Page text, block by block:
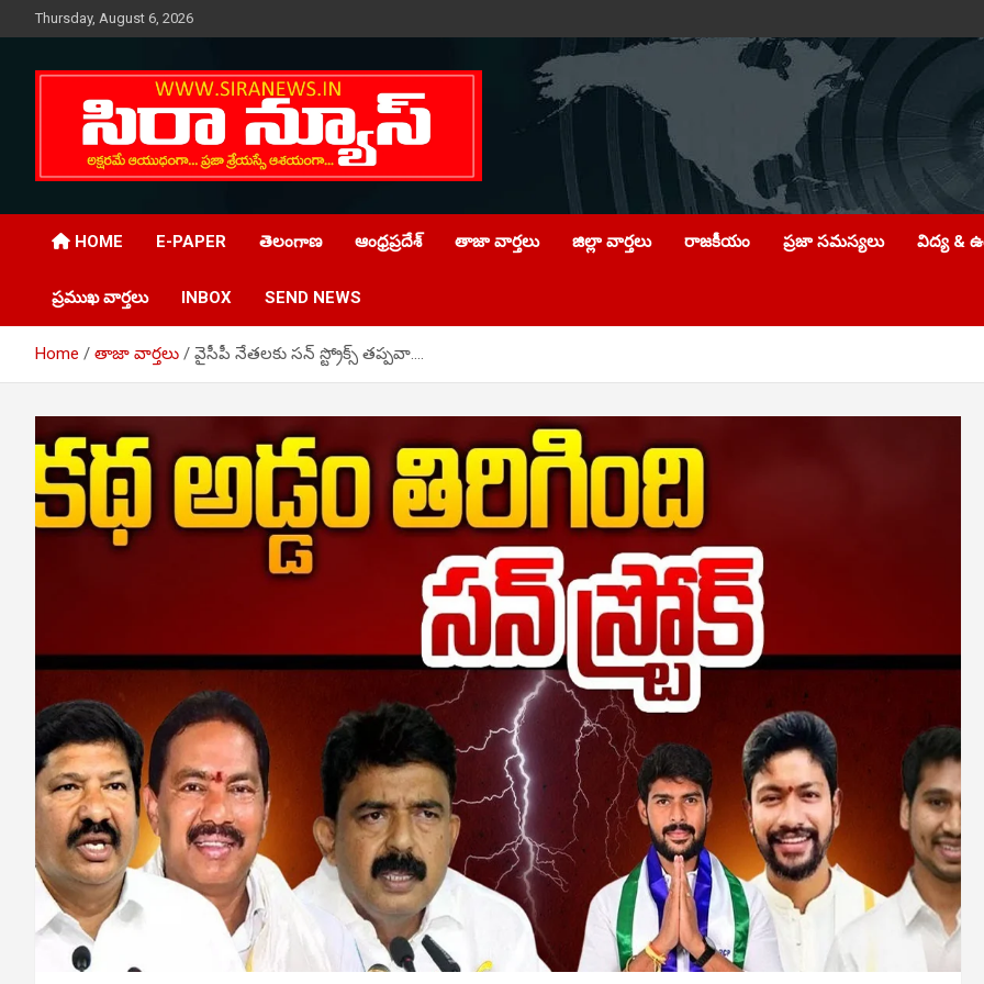
to
Thursday, August 6, 2026
SIRA NEWS
HOME E-PAPER తెలంగాణ ఆంధ్రప్రదేశ్ తాజా వార్తలు జిల్లా వార్తలు రాజకీయం ప్రజా సమస్యలు విద్య &
ప్రముఖ వార్తలు INBOX SEND NEWS
Home తాజా వార్తలు వైసీపీ నేతలకు సన్ స్ట్రోక్స్ తప్పవా….